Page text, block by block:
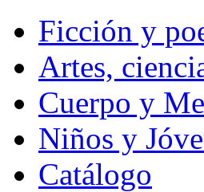
Ficción y
Artes,
Cuerpo y
Niños y
Catálogo